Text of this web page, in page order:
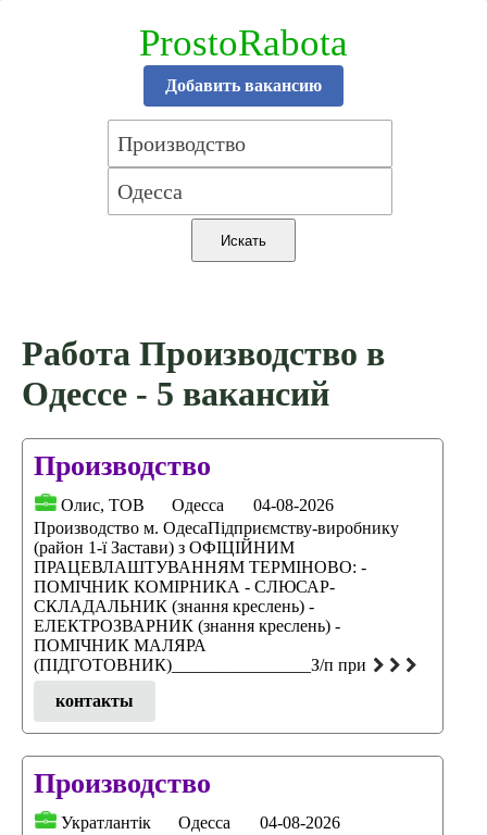
ProstoRabota
Добавить вакансию
Работа Производство в
Одессе - 5 вакансий
Производство
Олис, ТОВ Одесса
04-08-2026
Производство м. ОдесаПідприємству-виробнику
(район 1-ї Застави) з ОФІЦІЙНИМ
ПРАЦЕВЛАШТУВАННЯМ ТЕРМІНОВО: -
ПОМІЧНИК КОМІРНИКА - СЛЮСАР-
СКЛАДАЛЬНИК (знання креслень) -
ЕЛЕКТРОЗВАРНИК (знання креслень) -
ПОМІЧНИК МАЛЯРА
(ПІДГОТОВНИК)________________З/п при
контакты
Производство
Укратлантік Одесса
04-08-2026